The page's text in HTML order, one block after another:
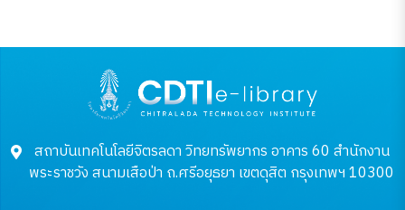
สถาบันเทคโนโลยีจิตรลดา วิทยทรัพยากร อาคาร 60 สำนักงาน
พระราชวัง สนามเสือป่า ถ.ศรีอยุธยา เขตดุสิต กรุงเทพฯ 10300